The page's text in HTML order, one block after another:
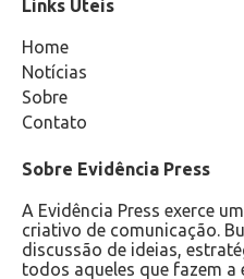
Links Úteis
Home
Notícias
Sobre
Contato
Sobre Evidência Press
A Evidência Press exerce
criativo de comunicação.
discussão de ideias,
todos aqueles que fazem a